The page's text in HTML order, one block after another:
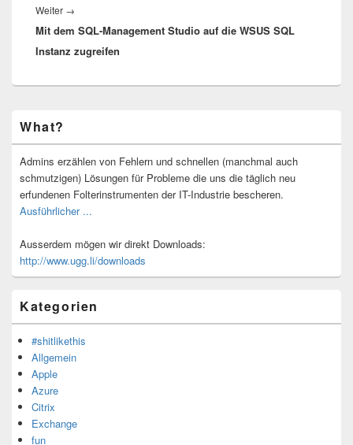
Weiter →
Beitrag:
Mit dem SQL-Management Studio auf die WSUS SQL
Instanz zugreifen
Seitenleisten-
Widgetbereich
What?
Admins erzählen von Fehlern und schnellen (manchmal auch
schmutzigen) Lösungen für Probleme die uns die täglich neu
erfundenen Folterinstrumenten der IT-Industrie bescheren.
Ausführlicher ...
Ausserdem mögen wir direkt Downloads:
http://www.ugg.li/downloads
Kategorien
#shitlikethis
Allgemein
Apple
Azure
Citrix
Exchange
fun